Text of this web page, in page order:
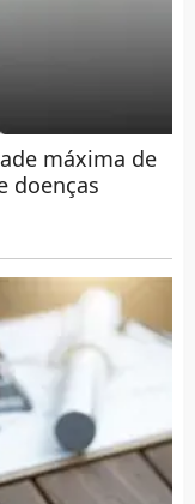
máxima de
doenças